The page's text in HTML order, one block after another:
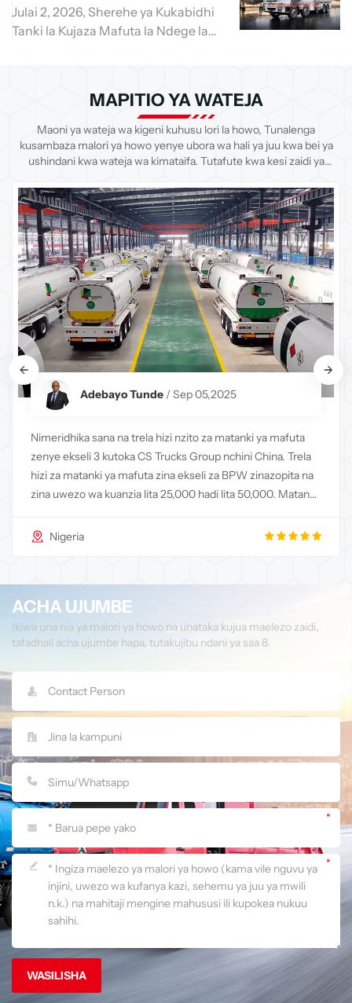
kila operesheni ya kuinua, kupiga
darubini na kushona hujaribu usahihi
Julai 2, 2026, Sherehe ya Kukabidhi
Tanki la Kujaza Mafuta la Ndege la
usaidizi mkubwa kutoka kwa Kundi la
Mafuta la Usafiri wa Anga la China na
watoa huduma za usafirishaji, HOWO
TRUCKS imeendelea kuima...
MAPITIO YA WATEJA
Maoni ya wateja wa kigeni kuhusu lori la howo, Tunalenga
kusambaza malori ya howo yenye ubora wa hali ya juu kwa bei ya
ushindani kwa wateja wa kimataifa. Tutafute kwa kesi zaidi ya
Adebayo Tunde/ Sep 05,2025
Nimeridhika sana na trela hizi nzito za matanki ya mafuta
zenye ekseli 3 kutoka CS Trucks Group nchini China. Trela ​​
hizi za matanki ya mafuta zina ekseli za BPW zinazopita na
zina uwezo wa kuanzia lita 25,000 hadi lita 50,000. Matangi
na yamebo...
Nigeria
ACHA UJUMBE
Ikiwa una nia ya malori ya howo na unataka kujua maelezo zaidi,
tafadhali acha ujumbe hapa, tutakujibu ndani ya saa 8.
WASILISHA